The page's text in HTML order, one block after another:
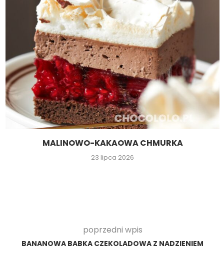
MALINOWO-KAKAOWA CHMURKA
23 lipca 2026
poprzedni wpis
BANANOWA BABKA CZEKOLADOWA Z NADZIENIEM